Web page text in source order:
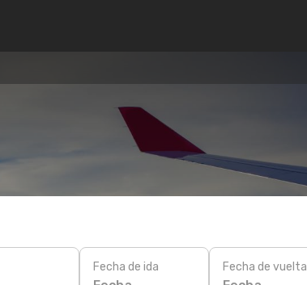
Fecha de ida Fecha de vuelta